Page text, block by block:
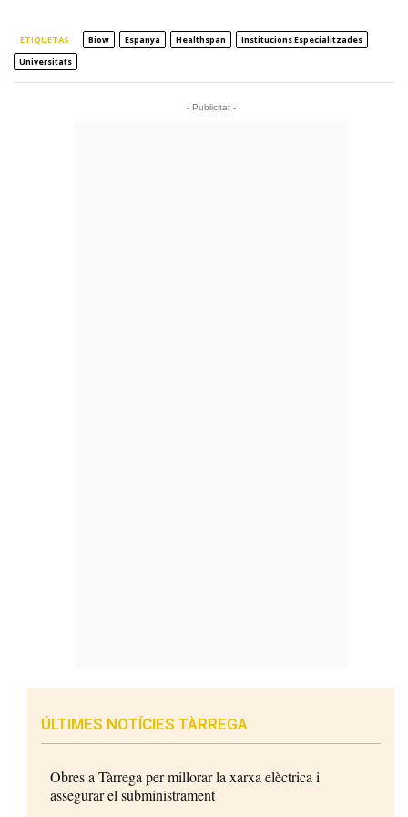
ETIQUETAS Biow Espanya Healthspan
Institucions Especialitzades
Universitats
- Publicitat -
ÚLTIMES NOTÍCIES TÀRREGA
Obres a Tàrrega per millorar la xarxa elèctrica i
assegurar el subministrament